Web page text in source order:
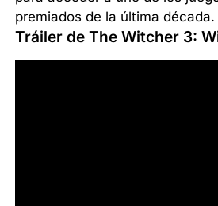
premiados de la última década.
Tráiler de The Witcher 3: